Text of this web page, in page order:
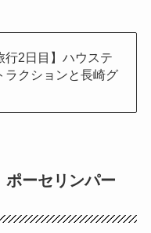
行2日目】ハウステ
ラクションと長崎グ
ーセリンパー